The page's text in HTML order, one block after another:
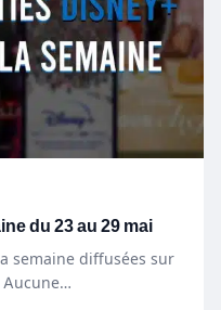
du 23 au 29 mai
semaine diffusées sur